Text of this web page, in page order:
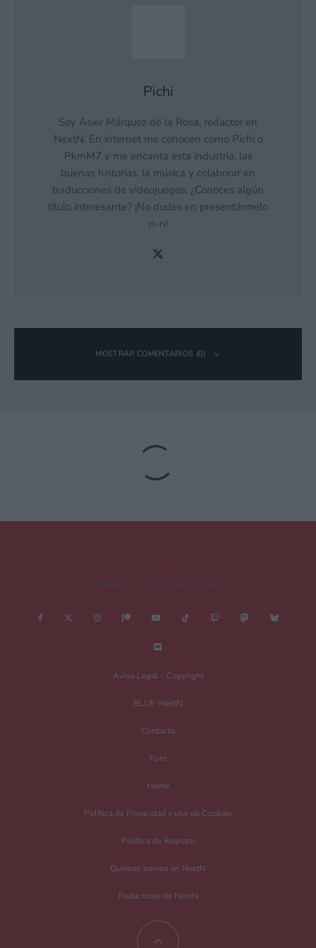
Pichi
Soy Asier Márquez de la Rosa, redactor en
NextN. En internet me conocen como Pichi o
PkmM7 y me encanta esta industria, las
buenas historias, la música y colaborar en
traducciones de videojuegos. ¿Conoces algún
título interesante? ¡No dudes en presentármelo
n-n!
MOSTRAR COMENTARIOS (0)
Tu dirección de correo electrónico no será publicada.
Guarda mi nombre, correo electrónico y web en este navegador para la
Recibir un correo electrónico con cada nueva entrada.
Aviso Legal – Copyright
BLUE-NextN
Contacta
Foro
Home
Política de Privacidad y uso de Cookies
Política de Registro
Quiénes somos en NextN
Redactores de NextN